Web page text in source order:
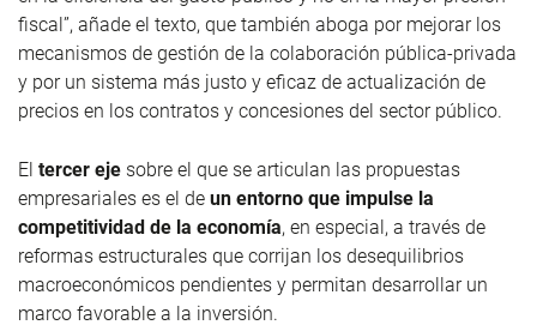
fiscal”, añade el texto, que también aboga por mejorar los
mecanismos de gestión de la colaboración pública-privada
y por un sistema más justo y eficaz de actualización de
precios en los contratos y concesiones del sector público.
El tercer eje sobre el que se articulan las propuestas
empresariales es el de un entorno que impulse la
competitividad de la economía, en especial, a través de
reformas estructurales que corrijan los desequilibrios
macroeconómicos pendientes y permitan desarrollar un
marco favorable a la inversión.